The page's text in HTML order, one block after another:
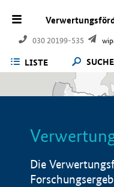
030 20199-535
LISTE SUCHE
Die